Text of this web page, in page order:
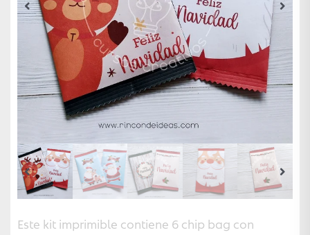
Este kit imprimible contiene 6 chip bag con